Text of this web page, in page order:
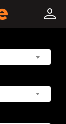
person